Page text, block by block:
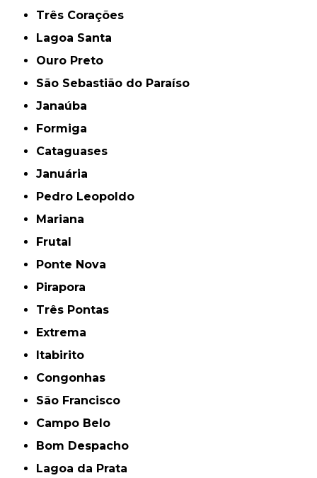
Três Corações
Lagoa Santa
Ouro Preto
São Sebastião do Paraíso
Janaúba
Formiga
Cataguases
Januária
Pedro Leopoldo
Mariana
Frutal
Ponte Nova
Pirapora
Três Pontas
Extrema
Itabirito
Congonhas
São Francisco
Campo Belo
Bom Despacho
Lagoa da Prata